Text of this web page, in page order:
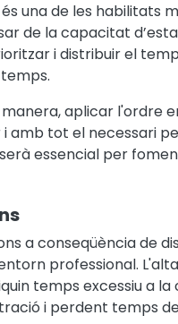
una de les habilitats
de la capacitat
i distribuir el
aplicar l'ordre
i amb tot el necessari
essencial per
a conseqüència de
professional.
temps excessiu a
i perdent temps